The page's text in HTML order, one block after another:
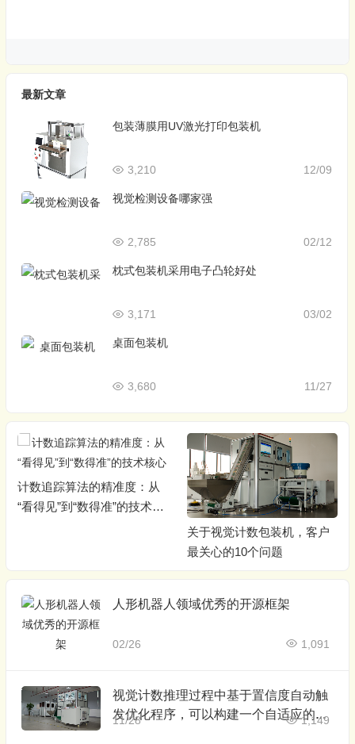
最新文章
包装薄膜用UV激光打印包装机
12/09
3,210
视觉检测设备哪家强
02/12
2,785
枕式包装机采用电子凸轮好处
03/02
3,171
桌面包装机
11/27
3,680
计数追踪算法的精准度：从
“看得见”到“数得准”的技术核
关于视觉计数包装机，客户
最关心的10个问题
人形机器人领域优秀的开源框架
02/26 1,091
视觉计数推理过程中基于置信度自动触
发优化程序，可以构建一个自适应的智
11/28 1,149